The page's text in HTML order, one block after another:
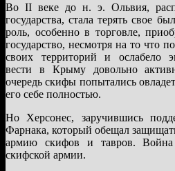
Во II веке до н. э. Ольвия,
государства, стала терять свое
роль, особенно в торговле,
государство, несмотря на то что
своих территорий и ослабело
вести в Крыму довольно
очередь скифы попытались
его себе полностью.
Но Херсонес, заручившись
Фарнака, который обещал
армию скифов и тавров. Война
скифской армии.